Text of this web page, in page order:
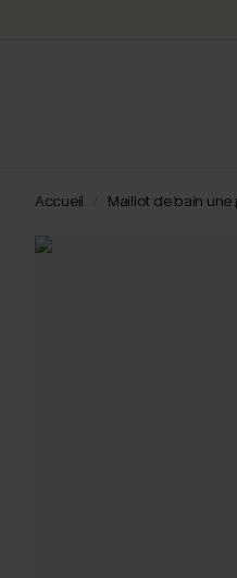
Accueil Maillot de bain